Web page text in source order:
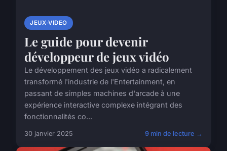
JEUX-VIDEO
Le guide pour devenir
développeur de jeux vidéo
Le développement des jeux vidéo a radicalement
transformé l'industrie de l'Entertainment, en
passant de simples machines d'arcade à une
expérience interactive complexe intégrant des
fonctionnalités co...
30 janvier 2025 9 min de lecture →